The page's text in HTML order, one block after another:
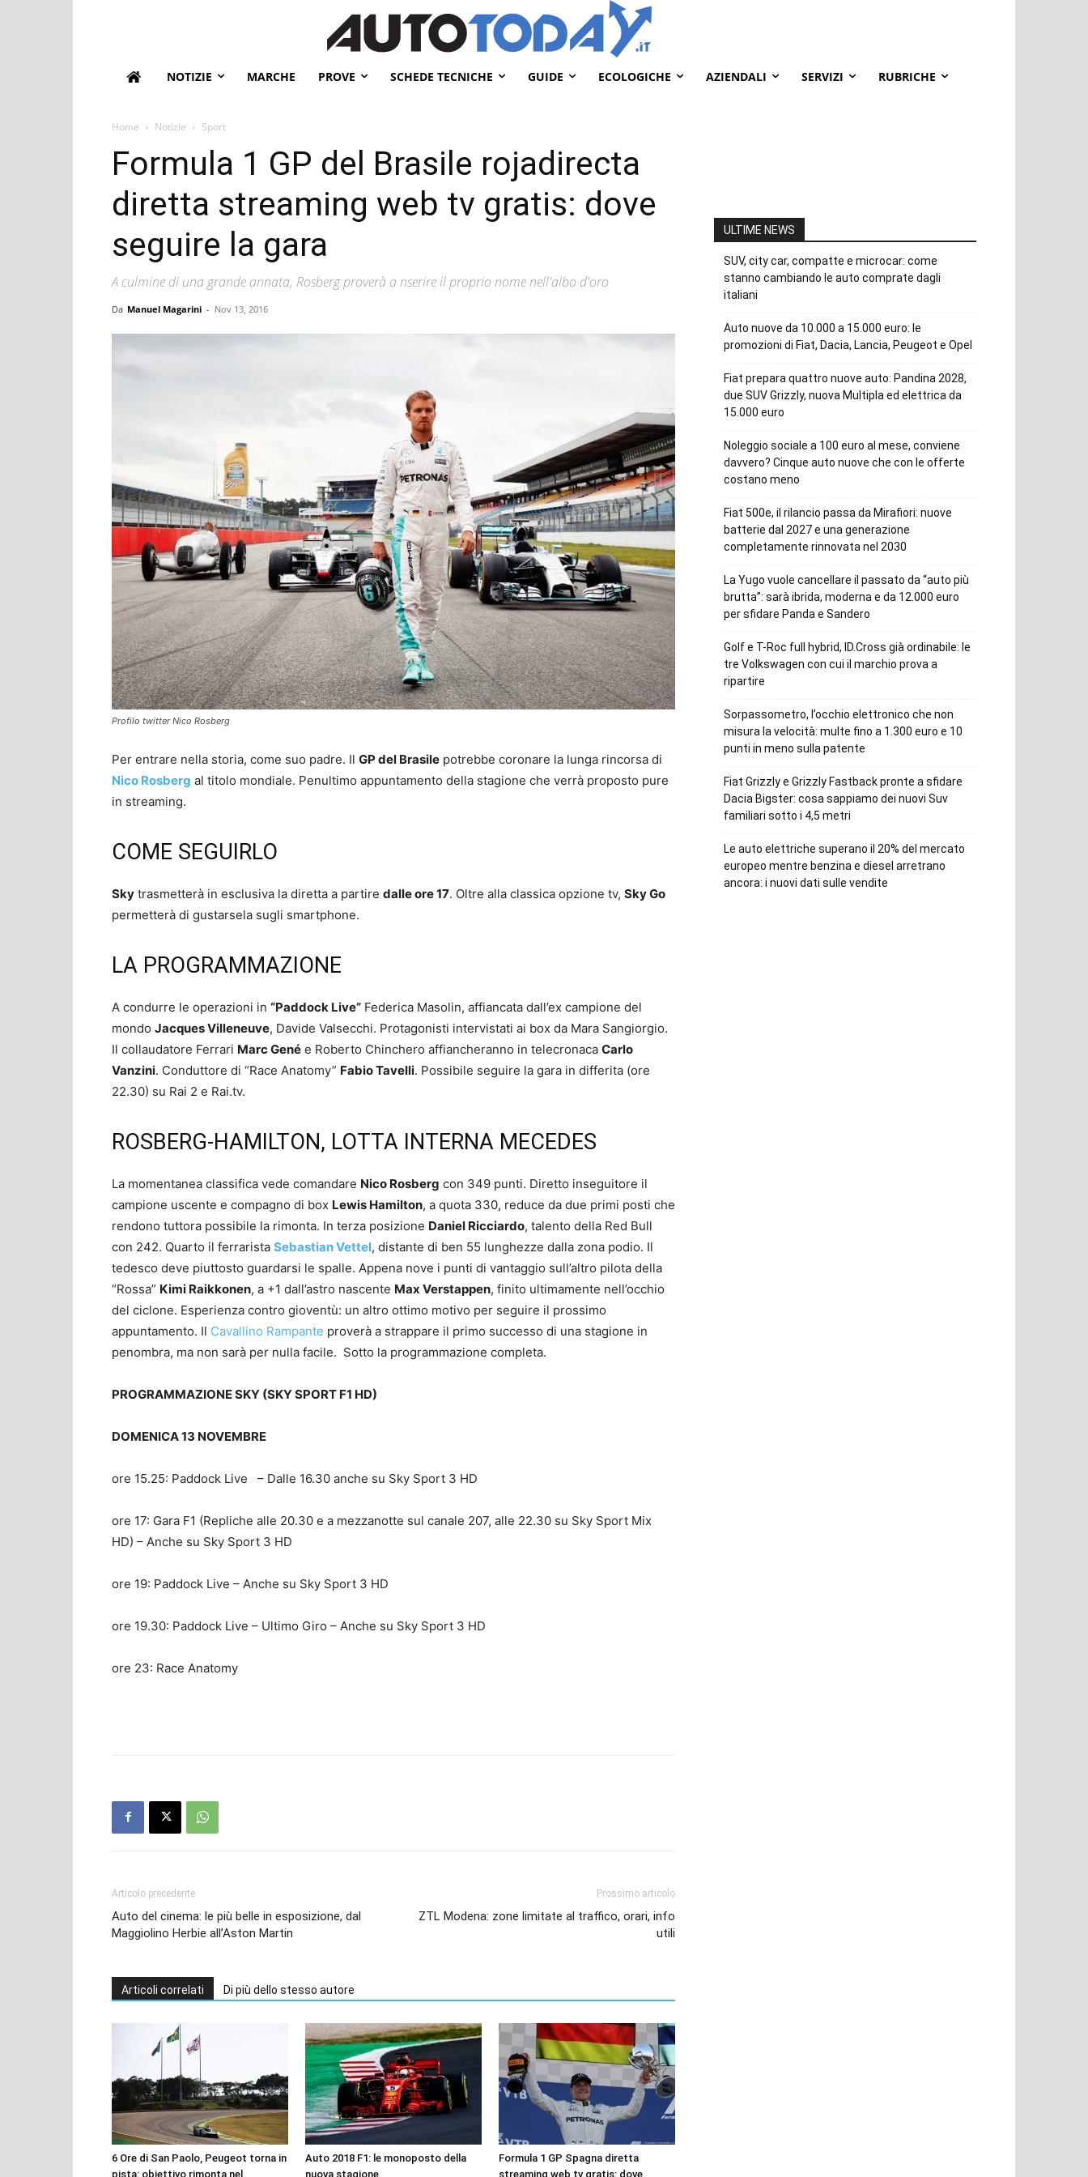
NOTIZIE MARCHE PROVE SCHEDE TECNICHE GUIDE ECOLOGICHE AZIENDALI SERVIZI RUBRICHE
Home Notizie Sport
Formula 1 GP del Brasile rojadirecta
diretta streaming web tv gratis: dove
seguire la gara
A culmine di una grande annata, Rosberg proverà a nserire il proprio nome nell'albo d'oro
Da Manuel Magarini - Nov 13, 2016
Profilo twitter Nico Rosberg
Per entrare nella storia, come suo padre. Il GP del Brasile potrebbe coronare la lunga rincorsa di
Nico Rosberg al titolo mondiale. Penultimo appuntamento della stagione che verrà proposto pure
in streaming.
COME SEGUIRLO
Sky trasmetterà in esclusiva la diretta a partire dalle ore 17. Oltre alla classica opzione tv, Sky Go
permetterà di gustarsela sugli smartphone.
LA PROGRAMMAZIONE
A condurre le operazioni in “Paddock Live” Federica Masolin, affiancata dall’ex campione del
mondo Jacques Villeneuve, Davide Valsecchi. Protagonisti intervistati ai box da Mara Sangiorgio.
Il collaudatore Ferrari Marc Gené e Roberto Chinchero affiancheranno in telecronaca Carlo
Vanzini. Conduttore di “Race Anatomy” Fabio Tavelli. Possibile seguire la gara in differita (ore
22.30) su Rai 2 e Rai.tv.
ROSBERG-HAMILTON, LOTTA INTERNA MECEDES
La momentanea classifica vede comandare Nico Rosberg con 349 punti. Diretto inseguitore il
campione uscente e compagno di box Lewis Hamilton, a quota 330, reduce da due primi posti che
rendono tuttora possibile la rimonta. In terza posizione Daniel Ricciardo, talento della Red Bull
con 242. Quarto il ferrarista Sebastian Vettel, distante di ben 55 lunghezze dalla zona podio. Il
tedesco deve piuttosto guardarsi le spalle. Appena nove i punti di vantaggio sull’altro pilota della
“Rossa” Kimi Raikkonen, a +1 dall’astro nascente Max Verstappen, finito ultimamente nell’occhio
del ciclone. Esperienza contro gioventù: un altro ottimo motivo per seguire il prossimo
appuntamento. Il Cavallino Rampante proverà a strappare il primo successo di una stagione in
penombra, ma non sarà per nulla facile. Sotto la programmazione completa.
PROGRAMMAZIONE SKY (SKY SPORT F1 HD)
DOMENICA 13 NOVEMBRE
ore 15.25: Paddock Live – Dalle 16.30 anche su Sky Sport 3 HD
ore 17: Gara F1 (Repliche alle 20.30 e a mezzanotte sul canale 207, alle 22.30 su Sky Sport Mix
HD) – Anche su Sky Sport 3 HD
ore 19: Paddock Live – Anche su Sky Sport 3 HD
ore 19.30: Paddock Live – Ultimo Giro – Anche su Sky Sport 3 HD
ore 23: Race Anatomy
Articolo precedente
Auto del cinema: le più belle in esposizione, dal
Maggiolino Herbie all’Aston Martin
Prossimo articolo
ZTL Modena: zone limitate al traffico, orari, info
utili
Articoli correlati Di più dello stesso autore
6 Ore di San Paolo, Peugeot torna in
pista: obiettivo rimonta nel
Auto 2018 F1: le monoposto della
nuova stagione
Formula 1 GP Spagna diretta
streaming web tv gratis: dove
ULTIME NEWS
SUV, city car, compatte e microcar: come
stanno cambiando le auto comprate dagli
italiani
Auto nuove da 10.000 a 15.000 euro: le
promozioni di Fiat, Dacia, Lancia, Peugeot e Opel
Fiat prepara quattro nuove auto: Pandina 2028,
due SUV Grizzly, nuova Multipla ed elettrica da
15.000 euro
Noleggio sociale a 100 euro al mese, conviene
davvero? Cinque auto nuove che con le offerte
costano meno
Fiat 500e, il rilancio passa da Mirafiori: nuove
batterie dal 2027 e una generazione
completamente rinnovata nel 2030
La Yugo vuole cancellare il passato da “auto più
brutta”: sarà ibrida, moderna e da 12.000 euro
per sfidare Panda e Sandero
Golf e T-Roc full hybrid, ID.Cross già ordinabile: le
tre Volkswagen con cui il marchio prova a
ripartire
Sorpassometro, l’occhio elettronico che non
misura la velocità: multe fino a 1.300 euro e 10
punti in meno sulla patente
Fiat Grizzly e Grizzly Fastback pronte a sfidare
Dacia Bigster: cosa sappiamo dei nuovi Suv
familiari sotto i 4,5 metri
Le auto elettriche superano il 20% del mercato
europeo mentre benzina e diesel arretrano
ancora: i nuovi dati sulle vendite